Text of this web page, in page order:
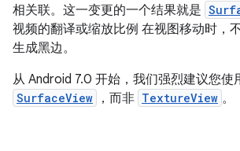
相关联。这一变更的一个结果就是
视频的翻译或缩放比例 在视图移动时，
生成黑边。
从 Android 7.0 开始，我们强烈建议您使
SurfaceView ，而非 TextureView 。